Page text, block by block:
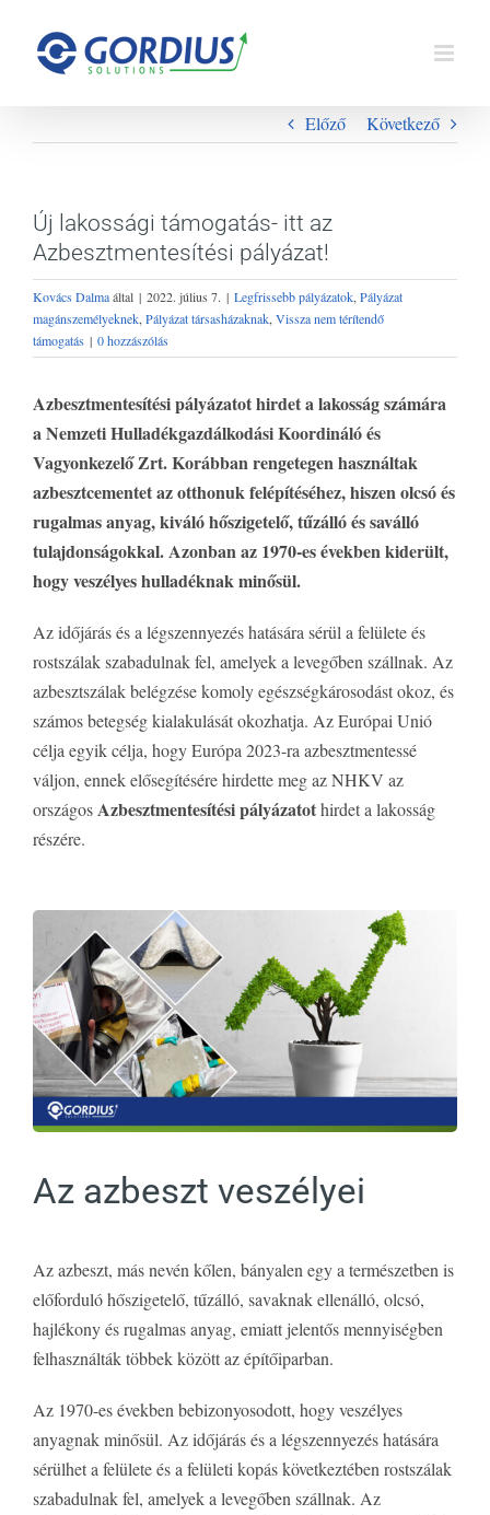
Előző Következő
Új lakossági támogatás- itt az
Azbesztmentesítési pályázat!
Kovács Dalmaáltal | 2022. július 7. | Legfrissebb pályázatok Pályázat
magánszemélyeknek Pályázat társasházaknak Vissza nem térítendő
támogatás | 0 hozzászólás
Azbesztmentesítési pályázatot hirdet a lakosság számára
a Nemzeti Hulladékgazdálkodási Koordináló és
Vagyonkezelő Zrt. Korábban rengetegen használtak
azbesztcementet az otthonuk felépítéséhez, hiszen olcsó és
rugalmas anyag, kiváló hőszigetelő, tűzálló és saválló
tulajdonságokkal. Azonban az 1970-es években kiderült,
hogy veszélyes hulladéknak minősül.
Az időjárás és a légszennyezés hatására sérül a felülete és
rostszálak szabadulnak fel, amelyek a levegőben szállnak. Az
azbesztszálak belégzése komoly egészségkárosodást okoz, és
számos betegség kialakulását okozhatja. Az Európai Unió
célja egyik célja, hogy Európa 2023-ra azbesztmentessé
váljon, ennek elősegítésére hirdette meg az NHKV az
országosAzbesztmentesítési pályázatothirdet a lakosság
részére.
Az azbeszt veszélyei
Az azbeszt, más nevén kőlen, bányalen egy a természetben is
előforduló hőszigetelő, tűzálló, savaknak ellenálló, olcsó,
hajlékony és rugalmas anyag, emiatt jelentős mennyiségben
felhasználták többek között az építőiparban.
Az 1970-es években bebizonyosodott, hogy veszélyes
anyagnak minősül. Az időjárás és a légszennyezés hatására
sérülhet a felülete és a felületi kopás következtében rostszálak
szabadulnak fel, amelyek a levegőben szállnak. Az